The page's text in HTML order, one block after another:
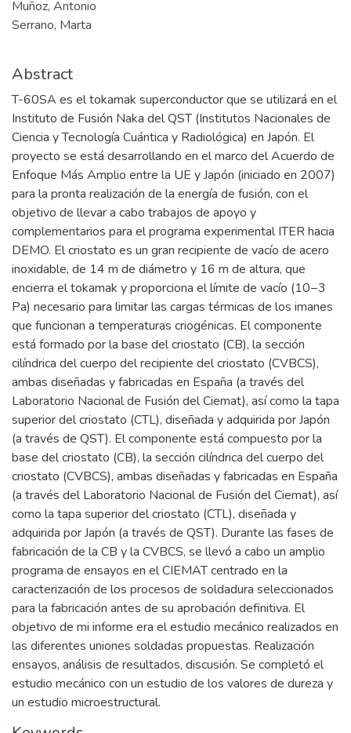
Muñoz, Antonio
Serrano, Marta
Abstract
T-60SA es el tokamak superconductor que se utilizará en el
Instituto de Fusión Naka del QST (Institutos Nacionales de
Ciencia y Tecnología Cuántica y Radiológica) en Japón. El
proyecto se está desarrollando en el marco del Acuerdo de
Enfoque Más Amplio entre la UE y Japón (iniciado en 2007)
para la pronta realización de la energía de fusión, con el
objetivo de llevar a cabo trabajos de apoyo y
complementarios para el programa experimental ITER hacia
DEMO. El criostato es un gran recipiente de vacío de acero
inoxidable, de 14 m de diámetro y 16 m de altura, que
encierra el tokamak y proporciona el límite de vacío (10−3
Pa) necesario para limitar las cargas térmicas de los imanes
que funcionan a temperaturas criogénicas. El componente
está formado por la base del criostato (CB), la sección
cilíndrica del cuerpo del recipiente del criostato (CVBCS),
ambas diseñadas y fabricadas en España (a través del
Laboratorio Nacional de Fusión del Ciemat), así como la tapa
superior del criostato (CTL), diseñada y adquirida por Japón
(a través de QST). El componente está compuesto por la
base del criostato (CB), la sección cilíndrica del cuerpo del
criostato (CVBCS), ambas diseñadas y fabricadas en España
(a través del Laboratorio Nacional de Fusión del Ciemat), así
como la tapa superior del criostato (CTL), diseñada y
adquirida por Japón (a través de QST). Durante las fases de
fabricación de la CB y la CVBCS, se llevó a cabo un amplio
programa de ensayos en el CIEMAT centrado en la
caracterización de los procesos de soldadura seleccionados
para la fabricación antes de su aprobación definitiva. El
objetivo de mi informe era el estudio mecánico realizados en
las diferentes uniones soldadas propuestas. Realización
ensayos, análisis de resultados, discusión. Se completó el
estudio mecánico con un estudio de los valores de dureza y
un estudio microestructural.